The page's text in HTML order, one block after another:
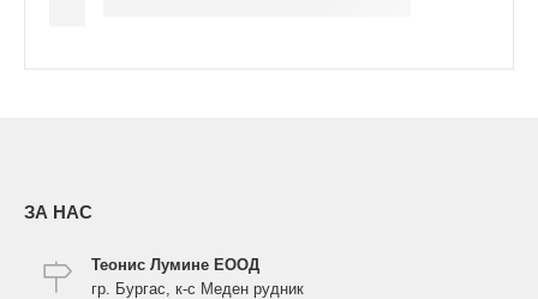
ЗА НАС
Теонис Лумине ЕООД
гр. Бургас, к-с Меден рудник